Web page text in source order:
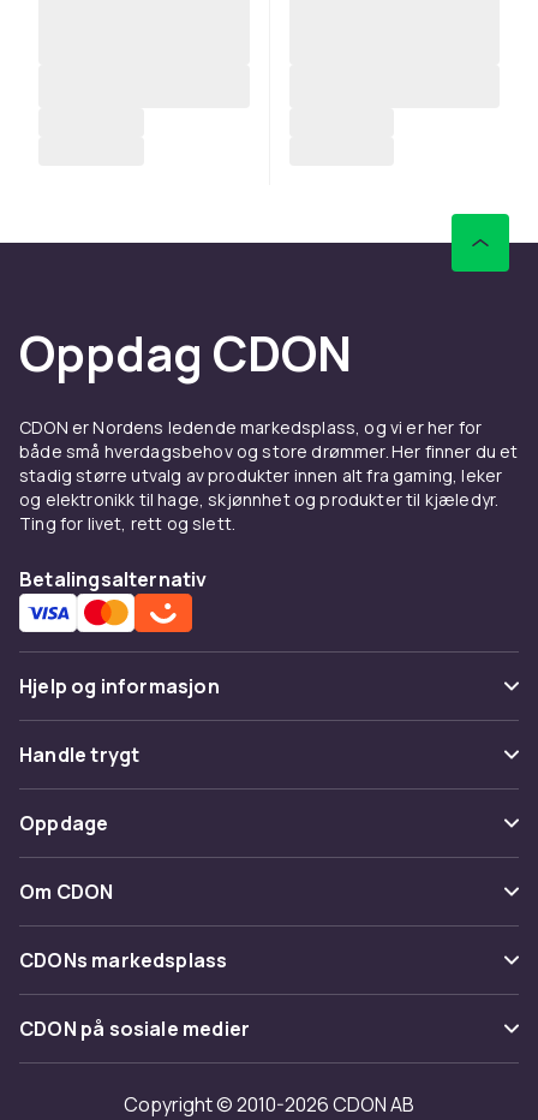
Oppdag CDON
CDON er Nordens ledende markedsplass, og vi er her for
både små hverdagsbehov og store drømmer. Her finner du et
stadig større utvalg av produkter innen alt fra gaming, leker
og elektronikk til hage, skjønnhet og produkter til kjæledyr.
Ting for livet, rett og slett.
Betalingsalternativ
Hjelp og informasjon
Vanlige spørsmål
Spor pakke
Angre & returner her
Kontakt oss
Handle trygt
Betaling
Levering
Tilbakekallinger
Oppdage
Kategorier
Varemerker
Om CDON
Om oss
Kundeanmeldelser
Jobbe på CDON
Investor relations
CDONs markedsplass
Merchant Help Center
CDON på sosiale medier
Copyright © 2010-2026 CDON AB